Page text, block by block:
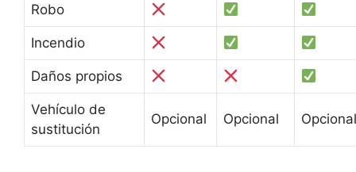
Robo
Incendio
Daños propios
Vehículo de
sustitución
Opcional Opcional Opcional